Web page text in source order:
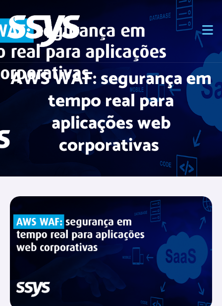
AWS WAF: segurança em
tempo real para
aplicações web
corporativas